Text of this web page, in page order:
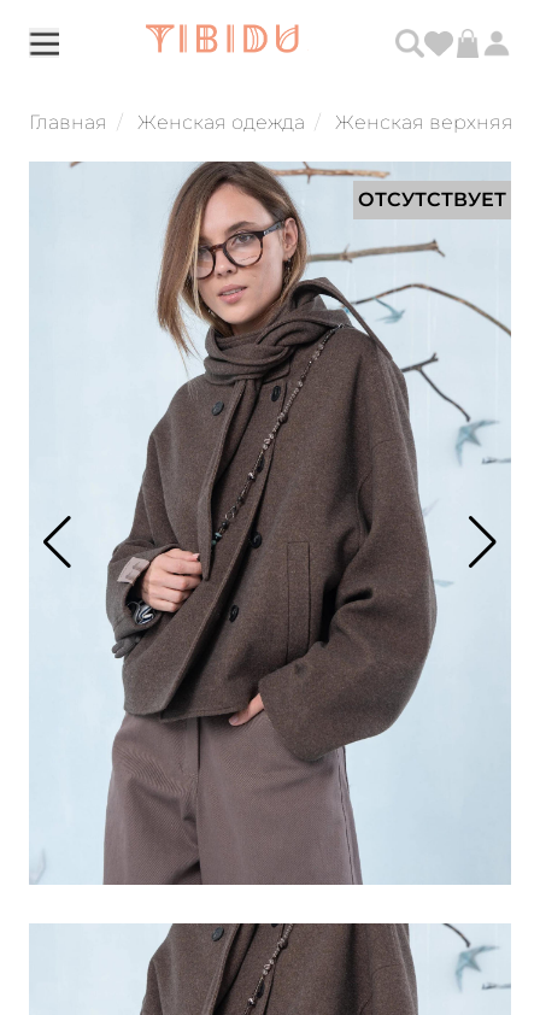
Главная Женская одежда Женская верхняя
ОТСУТСТВУЕТ